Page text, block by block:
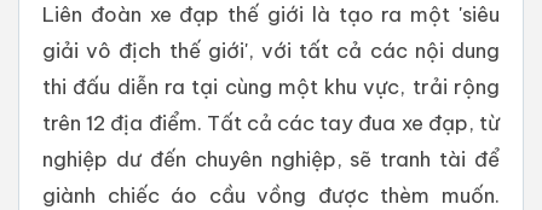
Liên đoàn xe đạp thế giới là tạo ra một 'siêu
giải vô địch thế giới', với tất cả các nội dung
thi đấu diễn ra tại cùng một khu vực, trải rộng
trên 12 địa điểm. Tất cả các tay đua xe đạp, từ
nghiệp dư đến chuyên nghiệp, sẽ tranh tài để
giành chiếc áo cầu vồng được thèm muốn.